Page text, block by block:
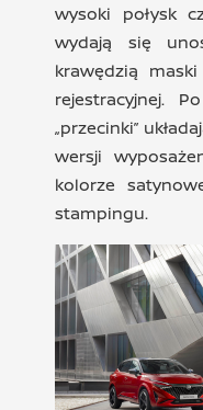
wysoki połysk
wydają się
krawędzią
rejestracyjnej.
„przecinki”
wersji
kolorze
stampingu.